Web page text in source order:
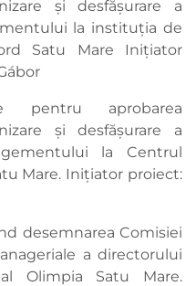
și desfășurare a
la instituția de
Satu Mare Inițiator
pentru aprobarea
și desfășurare a
la Centrul
Mare. Inițiator proiect:
desemnarea Comisiei
a directorului
Olimpia Satu Mare.